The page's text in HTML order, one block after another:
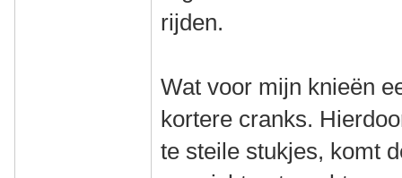
rijden.
Wat voor mijn knieën
kortere cranks.
te steile stukjes, komt